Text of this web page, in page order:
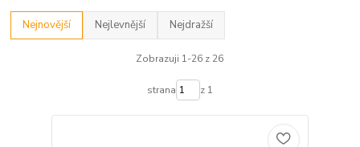
Nejnovější Nejlevnější Nejdražší
Zobrazuji 1-26 z 26
strana z 1